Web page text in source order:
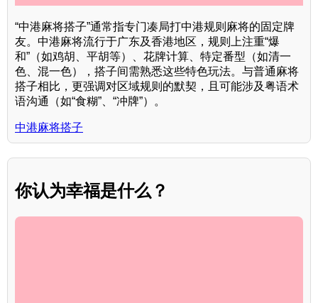
“中港麻将搭子”通常指专门凑局打中港规则麻将的固定牌
友。中港麻将流行于广东及香港地区，规则上注重“爆
和”（如鸡胡、平胡等）、花牌计算、特定番型（如清一
色、混一色），搭子间需熟悉这些特色玩法。与普通麻将
搭子相比，更强调对区域规则的默契，且可能涉及粤语术
语沟通（如“食糊”、“冲牌”）。
中港麻将搭子
你认为幸福是什么？